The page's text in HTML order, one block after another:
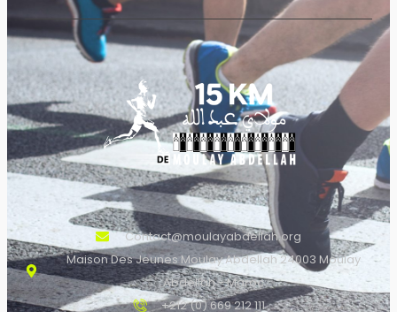
Contact@moulayabdellah.org
Maison Des Jeunes Moulay Abdellah 24003 Moulay
Abdellah - Maroc
+212 (0) 669 212 111